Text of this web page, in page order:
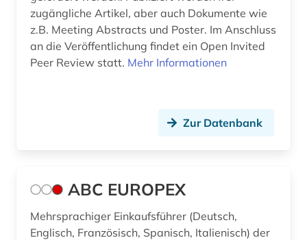
betriebswirtschaftslehre (1)
bibliometrie (1)
bibliothek (1)
zugängliche Artikel, aber auch Dokumente wie
z.B. Meeting Abstracts und Poster. Im Anschluss
an die Veröffentlichung findet ein Open Invited
Peer Review statt. Mehr Informationen
Zur Datenbank
ABC EUROPEX
Mehrsprachiger Einkaufsführer (Deutsch,
Englisch, Französisch, Spanisch, Italienisch) der